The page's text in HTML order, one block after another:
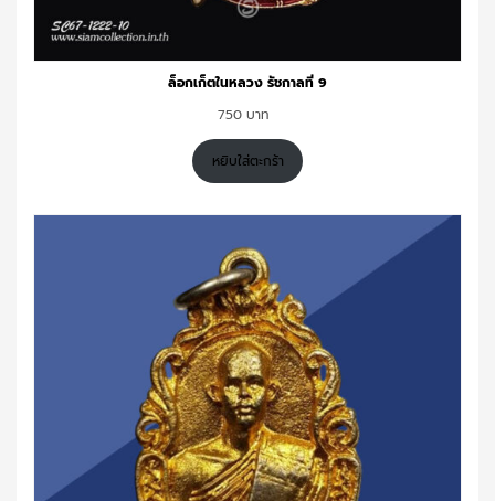
ล็อกเก็ตในหลวง รัชกาลที่ 9
750
หยิบใส่ตะกร้า